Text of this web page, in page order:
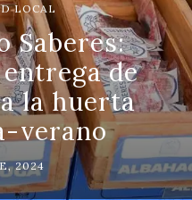
LOCAL
Saberes:
de
la huerta
verano
2024